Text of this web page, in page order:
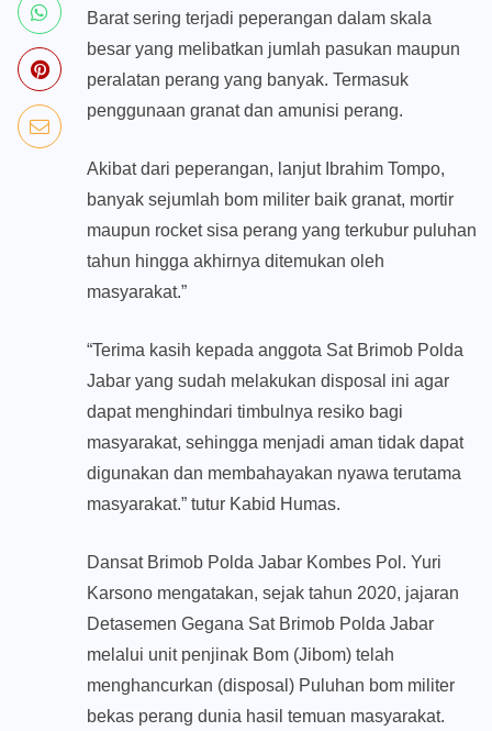
Barat sering terjadi peperangan dalam skala
besar yang melibatkan jumlah pasukan maupun
peralatan perang yang banyak. Termasuk
penggunaan granat dan amunisi perang.
Akibat dari peperangan, lanjut Ibrahim Tompo,
banyak sejumlah bom militer baik granat, mortir
maupun rocket sisa perang yang terkubur puluhan
tahun hingga akhirnya ditemukan oleh
masyarakat.”
“Terima kasih kepada anggota Sat Brimob Polda
Jabar yang sudah melakukan disposal ini agar
dapat menghindari timbulnya resiko bagi
masyarakat, sehingga menjadi aman tidak dapat
digunakan dan membahayakan nyawa terutama
masyarakat.” tutur Kabid Humas.
Dansat Brimob Polda Jabar Kombes Pol. Yuri
Karsono mengatakan, sejak tahun 2020, jajaran
Detasemen Gegana Sat Brimob Polda Jabar
melalui unit penjinak Bom (Jibom) telah
menghancurkan (disposal) Puluhan bom militer
bekas perang dunia hasil temuan masyarakat.